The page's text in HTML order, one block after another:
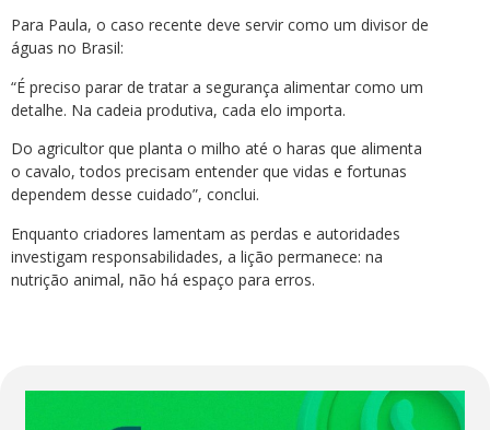
Para Paula, o caso recente deve servir como um divisor de
águas no Brasil:
“É preciso parar de tratar a segurança alimentar como um
detalhe. Na cadeia produtiva, cada elo importa.
Do agricultor que planta o milho até o haras que alimenta
o cavalo, todos precisam entender que vidas e fortunas
dependem desse cuidado”, conclui.
Enquanto criadores lamentam as perdas e autoridades
investigam responsabilidades, a lição permanece: na
nutrição animal, não há espaço para erros.